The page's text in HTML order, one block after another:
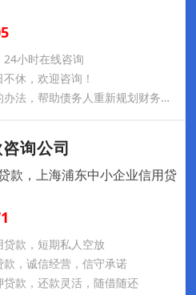
小时在线咨询
休，欢迎咨询！
潍坊潍城区个人债务重组的办法，帮助债务人重新规划财务，走出困境
询公司
款，上海浦东中小企业信用贷
款，短期私人空放
，诚信经营，信守承诺
款，还款灵活，随借随还